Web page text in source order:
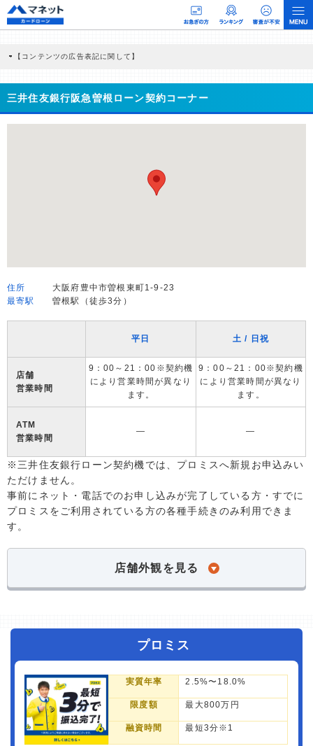
【コンテンツの広告表記に関して】
商品を根拠なくPRするものではなく、当編集部の調査／ユーザーへの口コミ収集な
どに基づき、公平性を担保した情報提供を行っています。
>提携企業一覧
三井住友銀行阪急曽根ローン契約コーナー
住所
大阪府豊中市曽根東町1-9-23
最寄駅
曽根駅（徒歩3分）
平日 土 / 日祝
店舗
営業時間
9：00～21：00※契約機
により営業時間が異なり
ます。
9：00～21：00※契約機
により営業時間が異なり
ます。
ATM
営業時間
― ―
※三井住友銀行ローン契約機では、プロミスへ新規お申込みい
ただけません。
事前にネット・電話でのお申し込みが完了している方・すでに
プロミスをご利用されている方の各種手続きのみ利用できま
す。
店舗外観を見る
プロミス
実質年率 2.5%〜18.0%
限度額 最大800万円
融資時間 最短3分※1